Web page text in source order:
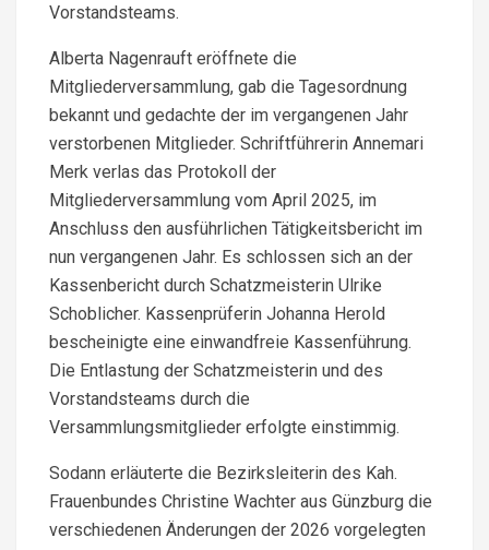
Vorstandsteams.
Alberta Nagenrauft eröffnete die
Mitgliederversammlung, gab die Tagesordnung
bekannt und gedachte der im vergangenen Jahr
verstorbenen Mitglieder. Schriftführerin Annemari
Merk verlas das Protokoll der
Mitgliederversammlung vom April 2025, im
Anschluss den ausführlichen Tätigkeitsbericht im
nun vergangenen Jahr. Es schlossen sich an der
Kassenbericht durch Schatzmeisterin Ulrike
Schoblicher. Kassenprüferin Johanna Herold
bescheinigte eine einwandfreie Kassenführung.
Die Entlastung der Schatzmeisterin und des
Vorstandsteams durch die
Versammlungsmitglieder erfolgte einstimmig.
Sodann erläuterte die Bezirksleiterin des Kah.
Frauenbundes Christine Wachter aus Günzburg die
verschiedenen Änderungen der 2026 vorgelegten